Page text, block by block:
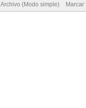
Archivo (Modo simple)